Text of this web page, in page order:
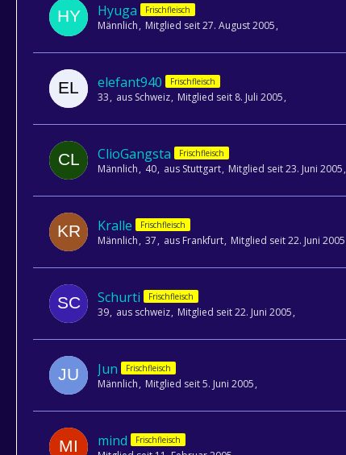
Hyuga Frischfleisch
Männlich Mitglied seit 27. August 2005
elefant940 Frischfleisch
33 aus Schweiz Mitglied seit 8. Juli 2005
ClioGangsta Frischfleisch
Männlich 40 aus Stuttgart Mitglied seit 23. Juni 2005
Kralle Frischfleisch
Männlich 37 aus Frankfurt Mitglied seit 22. Juni 2005
Schurti Frischfleisch
39 aus schweiz Mitglied seit 22. Juni 2005
Jun Frischfleisch
Männlich Mitglied seit 5. Juni 2005
mind Frischfleisch